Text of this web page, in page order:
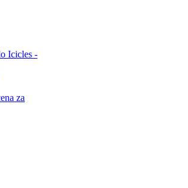
Icicles -
za